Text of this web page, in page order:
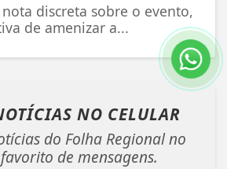
discreta sobre o evento,
de amenizar a...
NO CELULAR
do Folha Regional no
de mensagens.